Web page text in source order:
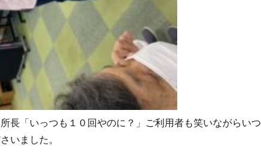
長「いっつも１０回やのに？」ご利用者も笑いながらいつ
いました。